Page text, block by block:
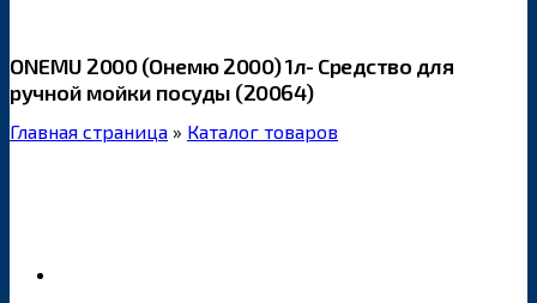
ONEMU 2000 (Онемю 2000) 1л- Средство для
ручной мойки посуды (20064)
Главная страница » Каталог товаров